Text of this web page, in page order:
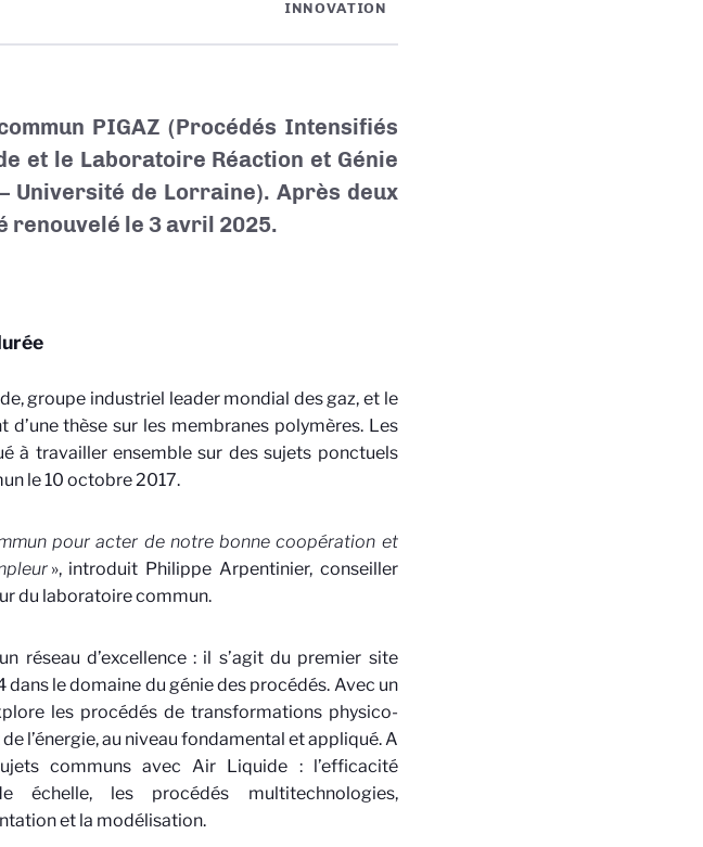
INNOVATION
PIGAZ (Procédés Intensifiés
et le Laboratoire Réaction et Génie
Université de Lorraine). Après deux
renouvelé le 3 avril 2025.
groupe industriel leader mondial des gaz, et le
thèse sur les membranes polymères. Les
à travailler ensemble sur des sujets ponctuels
le 10 octobre 2017.
pour acter de notre bonne coopération et
», introduit Philippe Arpentinier, conseiller
du laboratoire commun.
réseau d’excellence : il s’agit du premier site
le domaine du génie des procédés. Avec un
les procédés de transformations physico-
l’énergie, au niveau fondamental et appliqué. A
communs avec Air Liquide : l’efficacité
échelle, les procédés multitechnologies,
et la modélisation.